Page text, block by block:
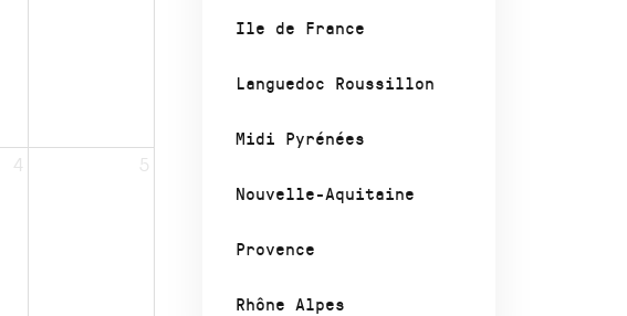
Ile de France
Languedoc Roussillon
Midi Pyrénées
Nouvelle-Aquitaine
Provence
Rhône Alpes
4 5